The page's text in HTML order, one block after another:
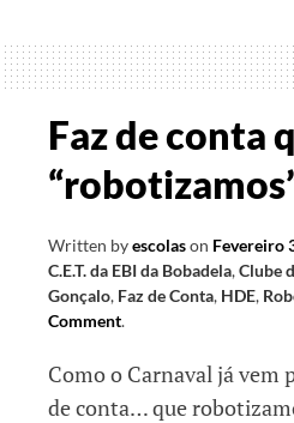
só
Faz de conta
Written byescolason Fevereiro
C.E.T. da EBI da Bobadela,Clube
Gonçalo, Faz de Conta, HDE,
Comment.
Como o Carnaval já vem
de conta… que